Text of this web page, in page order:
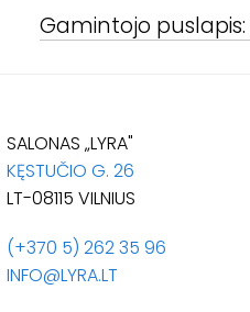
Gamintojo puslapis:
SALONAS „LYRA"
KĘSTUČIO G. 26
LT-08115 VILNIUS
(+370 5) 262 35 96
INFO@LYRA.LT